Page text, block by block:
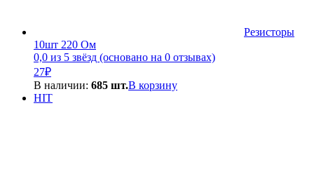
Резисторы
10шт 220 Ом
0,0 из 5 звёзд (основано на 0 отзывах)
27₽
В наличии: 685 шт.В корзину
HIT